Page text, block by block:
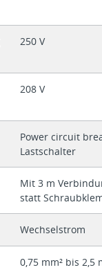
250 V
208 V
Power circuit
Lastschalter
Mit 3 m
statt
Wechselstrom
0,75 mm² bis 2,5